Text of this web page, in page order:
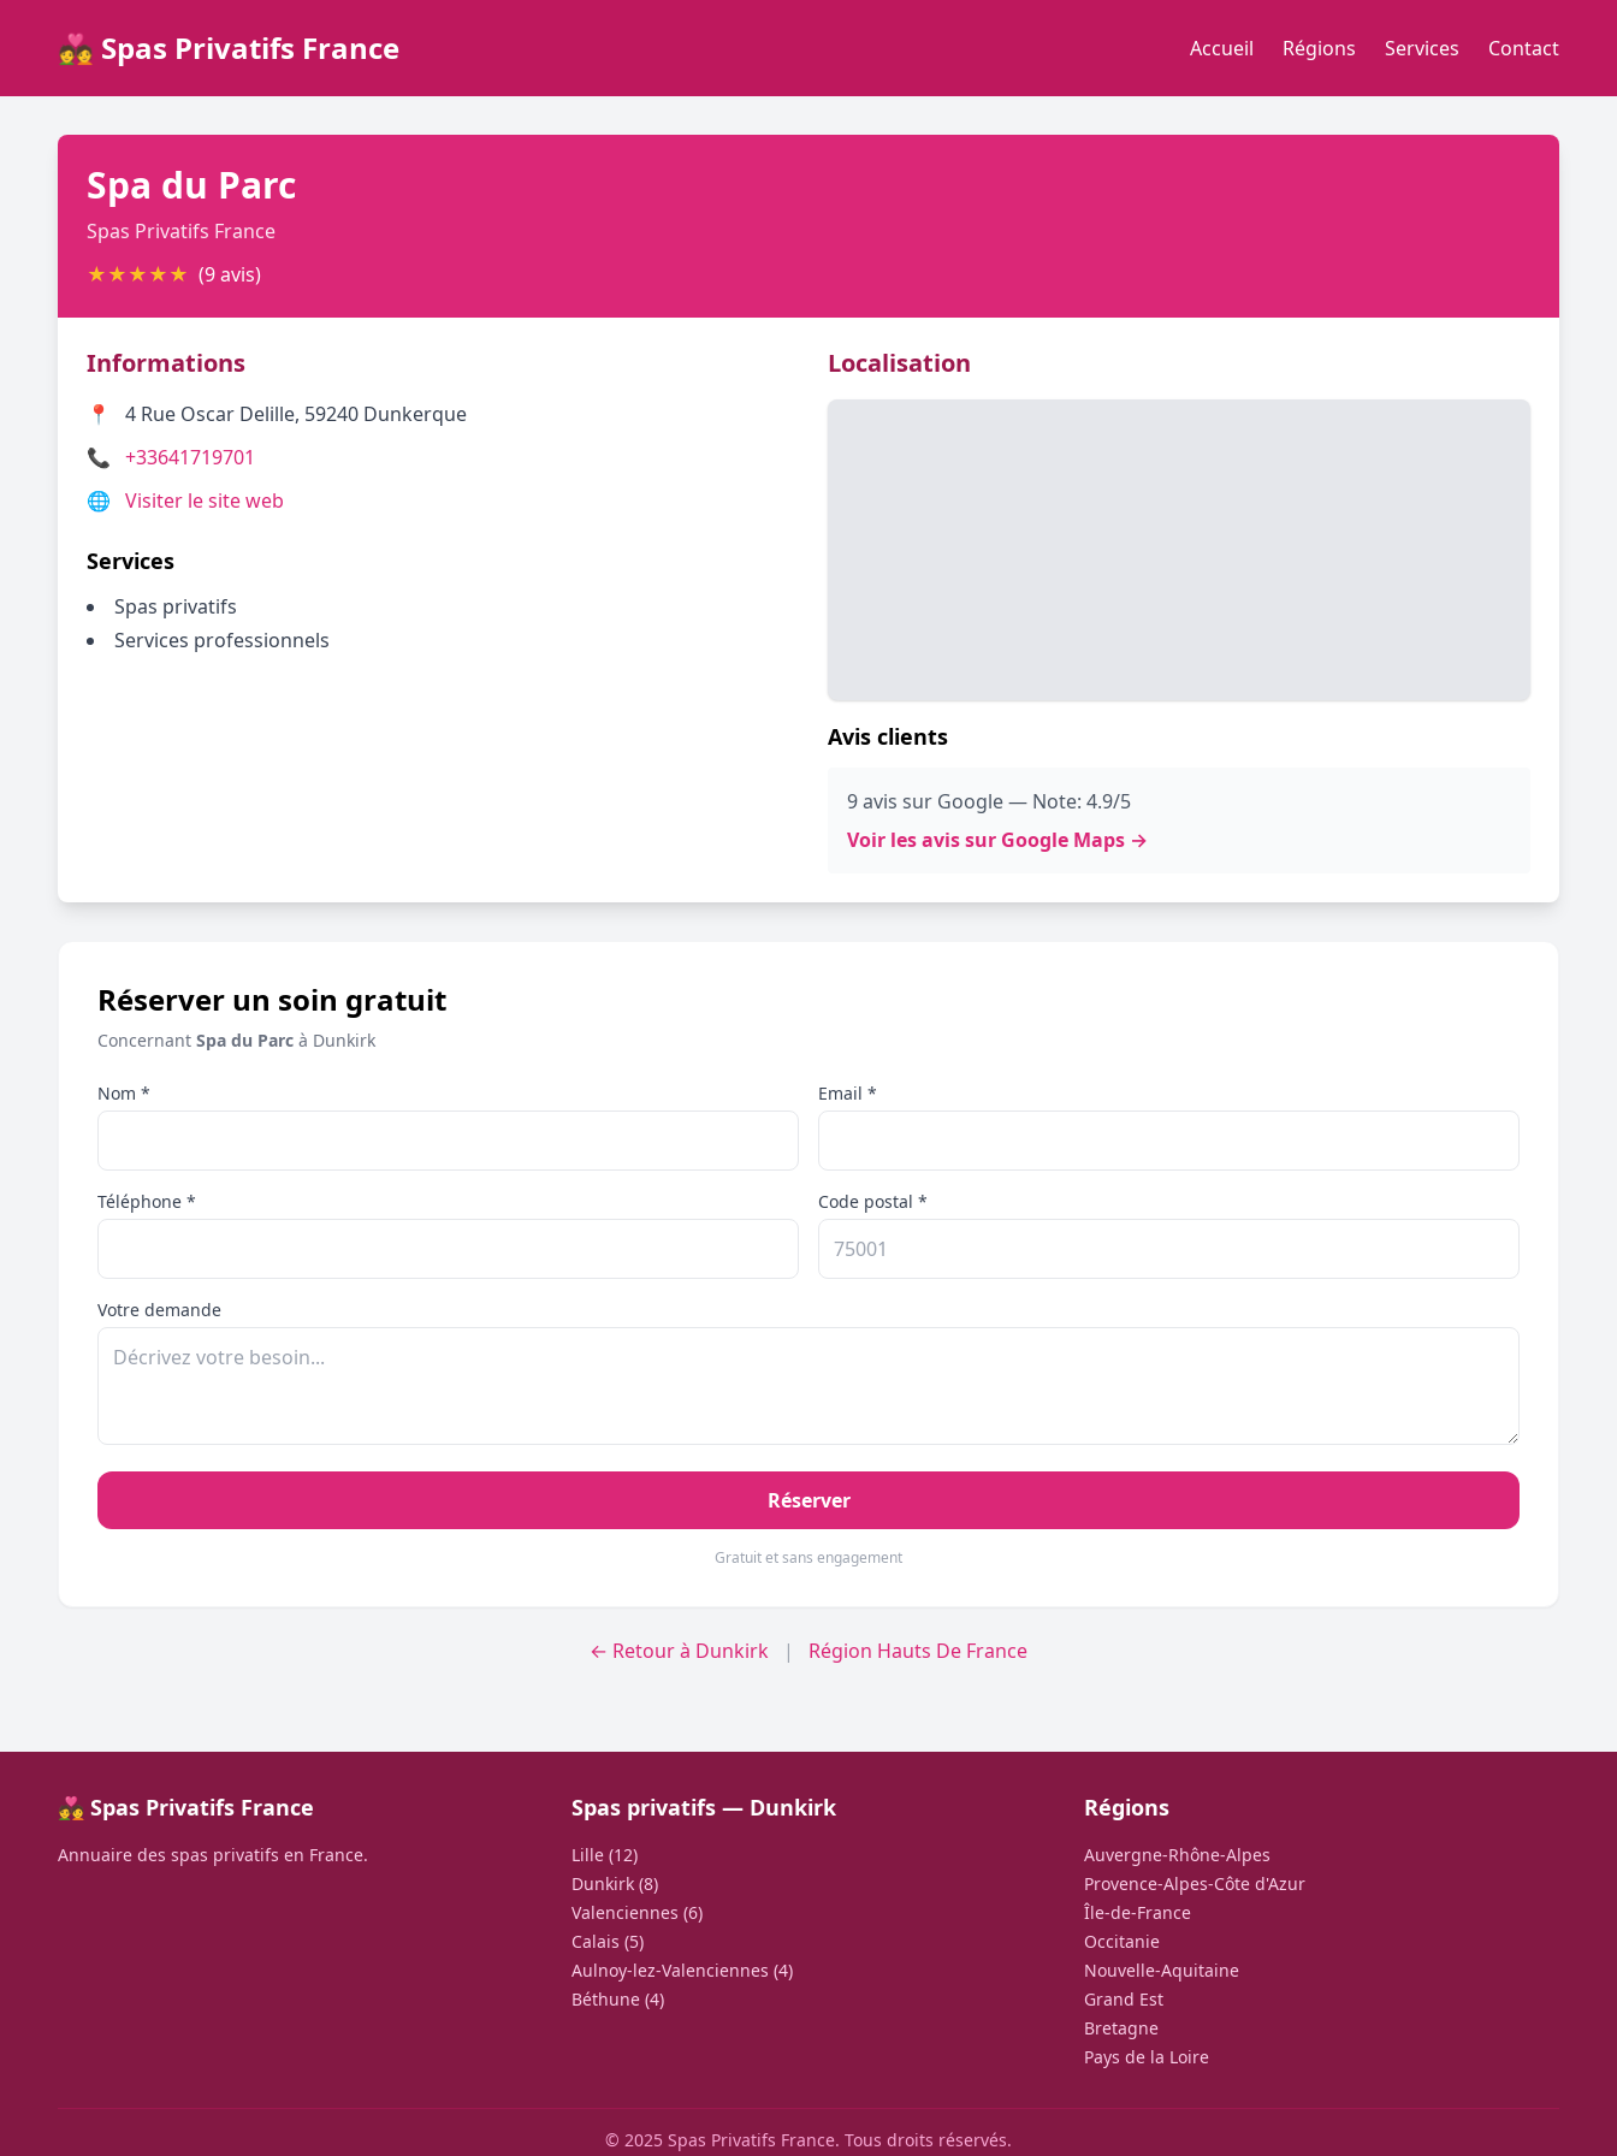
💑 Spas Privatifs France Accueil Régions Services Contact
Spa du Parc
Spas Privatifs France
★★★★★ (9 avis)
Informations
📍
4 Rue Oscar Delille, 59240 Dunkerque
📞 +33641719701
🌐 Visiter le site web
Services
Spas privatifs
Services professionnels
Localisation
Avis clients
9 avis sur Google — Note: 4.9/5
Voir les avis sur Google Maps →
Réserver un soin gratuit
Concernant Spa du Parc à Dunkirk
Nom * Email *
Téléphone * Code postal *
Votre demande
Réserver
Gratuit et sans engagement
← Retour à Dunkirk | Région Hauts De France
💑 Spas Privatifs France
Annuaire des spas privatifs en France.
Spas privatifs — Dunkirk
Lille (12)
Dunkirk (8)
Valenciennes (6)
Calais (5)
Aulnoy-lez-Valenciennes (4)
Béthune (4)
Régions
Auvergne-Rhône-Alpes
Provence-Alpes-Côte d'Azur
Île-de-France
Occitanie
Nouvelle-Aquitaine
Grand Est
Bretagne
Pays de la Loire
© 2025 Spas Privatifs France. Tous droits réservés.